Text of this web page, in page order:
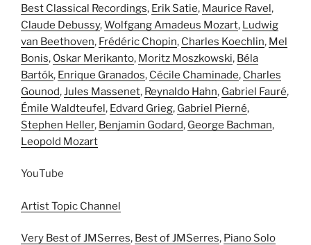
Best Classical Recordings, Erik Satie, Maurice Ravel,
Claude Debussy,Wolfgang Amadeus Mozart, Ludwig
van Beethoven, Frédéric Chopin, Charles Koechlin, Mel
Bonis, Oskar Merikanto, Moritz Moszkowski, Béla
Bartók, Enrique Granados, Cécile Chaminade, Charles
Gounod, Jules Massenet, Reynaldo Hahn, Gabriel Fauré,
Émile Waldteufel, Edvard Grieg, Gabriel Pierné,
Stephen Heller, Benjamin Godard, George Bachman,
Leopold Mozart
YouTube
Artist Topic Channel
Very Best of JMSerres, Best of JMSerres, Piano Solo